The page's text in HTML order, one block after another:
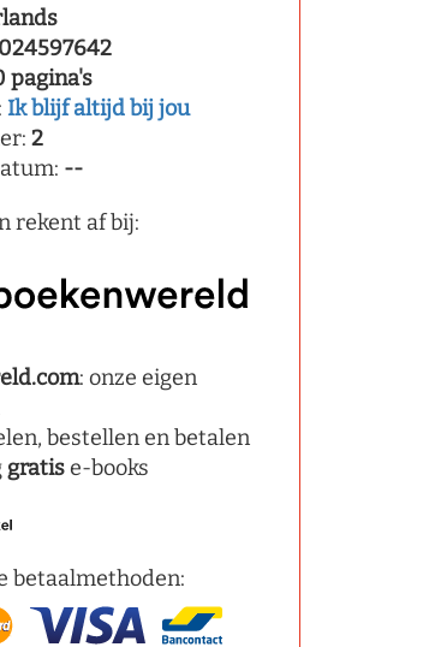
pagina's
Ik blijf altijd bij jou
2
--
rekent af bij:
: onze eigen
bestellen en betalen
gratise-books
betaalmethoden: